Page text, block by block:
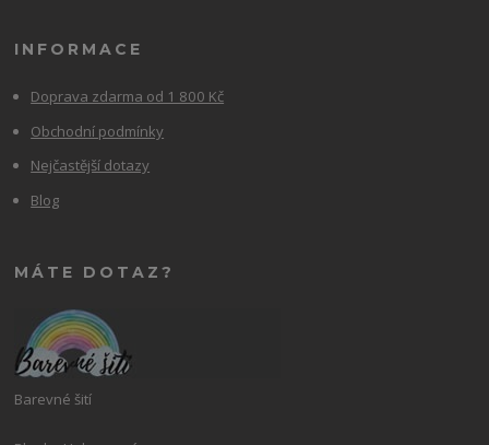
INFORMACE
Doprava zdarma od 1 800 Kč
Obchodní podmínky
Nejčastější dotazy
Blog
MÁTE DOTAZ?
Barevné šití